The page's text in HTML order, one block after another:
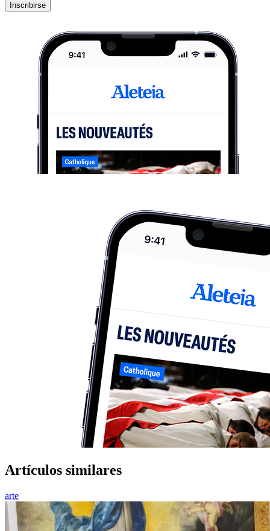
Inscribirse
Artículos similares
arte